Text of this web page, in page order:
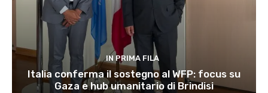
IN PRIMA FILA
Italia conferma il sostegno al WFP: focus su
Gaza e hub umanitario di Brindisi